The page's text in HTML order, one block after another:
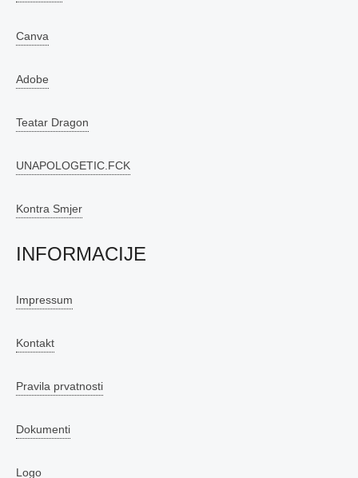
Canva
Adobe
Teatar Dragon
UNAPOLOGETIC.FCK
Kontra Smjer
INFORMACIJE
Impressum
Kontakt
Pravila prvatnosti
Dokumenti
Logo